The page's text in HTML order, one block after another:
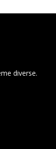
diverse.